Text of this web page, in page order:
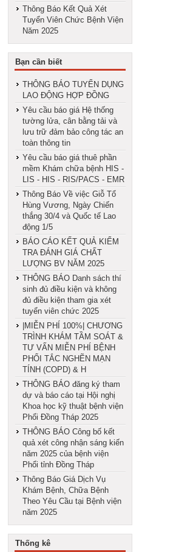
Thông Báo Kết Quả Xét
Tuyển Viên Chức Bệnh Viện
Năm 2025
Bạn cần biết
THÔNG BÁO TUYỂN DỤNG
LAO ĐỘNG HỢP ĐỒNG
Yêu cầu báo giá Hệ thống
tường lửa, cân bằng tải và
lưu trữ đảm bảo công tác an
toàn thông tin
Yêu cầu báo giá thuê phần
mềm Khám chữa bệnh HIS -
LIS - HIS - RIS/PACS - EMR
Thông Báo Về việc Giỗ Tổ
Hùng Vương, Ngày Chiến
thắng 30/4 và Quốc tế Lao
động 1/5
BÁO CÁO KẾT QUẢ KIỂM
TRA ĐÁNH GIÁ CHẤT
LƯỢNG BV NĂM 2025
THÔNG BÁO Danh sách thí
sinh đủ điều kiện và không
đủ điều kiện tham gia xét
tuyển viên chức 2025
|MIỄN PHÍ 100%| CHƯƠNG
TRÌNH KHÁM TẦM SOÁT &
TƯ VẤN MIỄN PHÍ BỆNH
PHỔI TẮC NGHẼN MẠN
TÍNH (COPD) & H
THÔNG BÁO đăng ký tham
dự và báo cáo tại Hội nghị
Khoa học kỹ thuật bệnh viện
Phổi Đồng Tháp 2025
THÔNG BÁO Công bố kết
quả xét công nhận sáng kiến
năm 2025 của bệnh viện
Phổi tỉnh Đồng Tháp
Thông Báo Giá Dịch Vụ
Khám Bệnh, Chữa Bệnh
Theo Yêu Cầu tại Bệnh viện
năm 2025
Thống kê